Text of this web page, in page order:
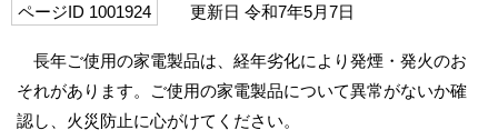
ページID 1001924 更新日 令和7年5月7日
長年ご使用の家電製品は、経年劣化により発煙・発火のお
それがあります。ご使用の家電製品について異常がないか確
認し、火災防止に心がけてください。